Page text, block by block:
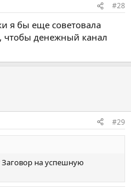
#28
я бы еще советовала
чтобы денежный канал
#29
Заговор на успешную